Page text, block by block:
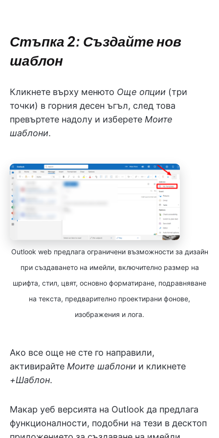
Стъпка 2: Създайте нов
шаблон
Кликнете върху менюто Още опции (три
точки) в горния десен ъгъл, след това
превъртете надолу и изберете Моите
шаблони.
Outlook web предлага ограничени възможности за дизайн
при създаването на имейли, включително размер на
шрифта, стил, цвят, основно форматиране, подравняване
на текста, предварително проектирани фонове,
изображения и лога.
Ако все още не сте го направили,
активирайте Моите шаблони и кликнете
+Шаблон.
Макар уеб версията на Outlook да предлага
функционалности, подобни на тези в десктоп